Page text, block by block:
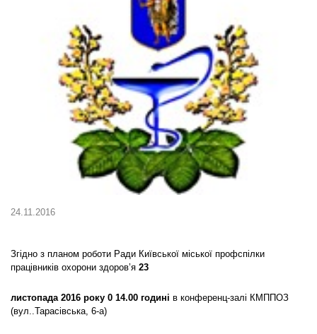
24.11.2016
Згідно з планом роботи Ради Київської міської профспілки
працівників охорони здоров’я 23
листопада 2016 року 0 14.00 годині в конференц-залі КМППОЗ
(вул..Тарасівська, 6-а)